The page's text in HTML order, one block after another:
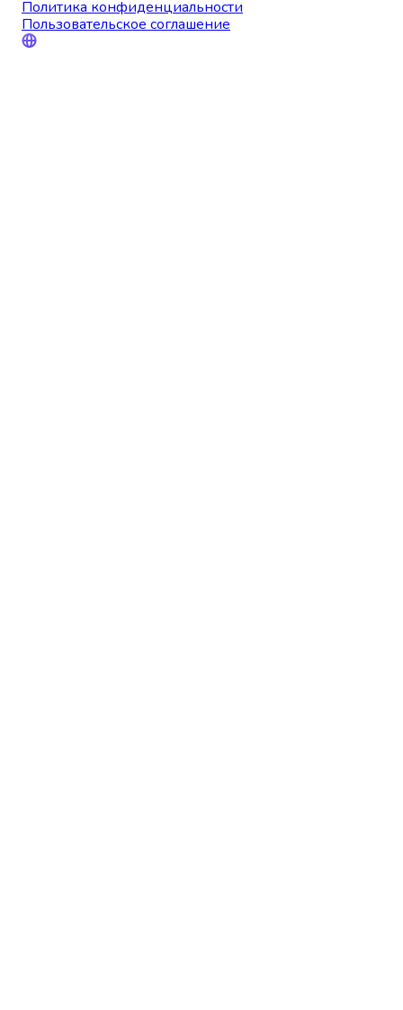
Политика конфиденциальности
Пользовательское соглашение